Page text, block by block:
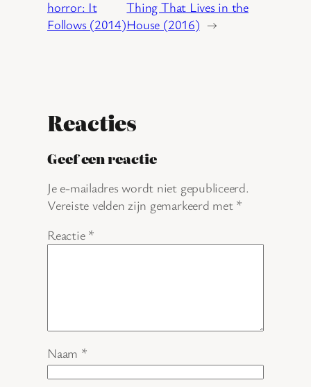
horror: It
Follows (2014)
Thing That Lives in the
House (2016) →
Reacties
Geef een reactie
Je e-mailadres wordt niet gepubliceerd.
Vereiste velden zijn gemarkeerd met *
Reactie *
Naam *